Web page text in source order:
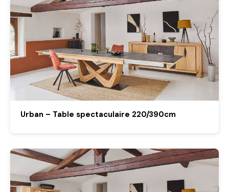
Urban – Table spectaculaire 220/390cm